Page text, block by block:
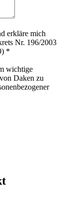
erkläre mich
Nr. 196/2003
*
wichtige
Daken zu